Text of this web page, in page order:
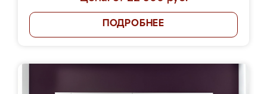
ПОДРОБНЕЕ